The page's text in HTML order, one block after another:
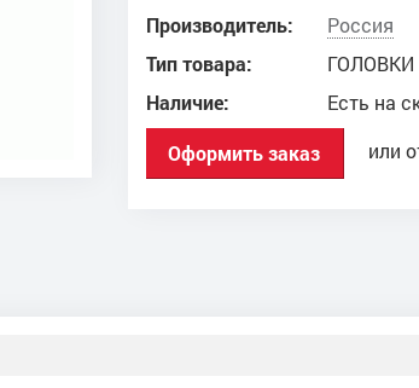
Производитель:
Россия
Тип товара:
ГОЛОВКИ
Наличие:
Есть на
Оформить заказ или